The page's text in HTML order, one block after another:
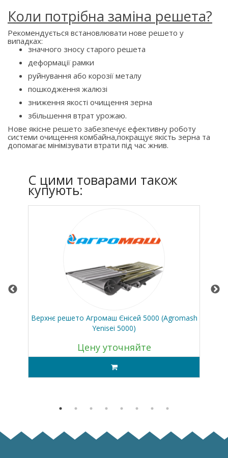
Коли потрібна заміна решета?
Рекомендується встановлювати нове решето у
випадках:
значного зносу старого решета
деформації рамки
руйнування або корозії металу
пошкодження жалюзі
зниження якості очищення зерна
збільшення втрат урожаю.
Нове якісне решето забезпечує ефективну роботу
системи очищення комбайна,покращує якість зерна та
допомагає мінімізувати втрати під час жнив.
C цими товарами також
купують:
Верхнє решето Агромаш Єнісей 5000 (Agromash
Yenisei 5000)
Цену уточняйте